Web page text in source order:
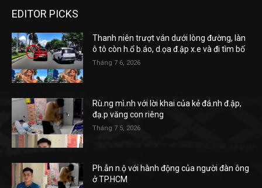
EDITOR PICKS
Thanh niên trượt ván dưới lòng đường, làn
ô tô còn h.ổ b.áo, d.ọa đ.ập x.e và đi tìm bố
Tháng 7 6, 2026
Rù.ng mì.nh với lời khai của kẻ đá.nh đ.ập,
đạ.p văng con riêng
Tháng 7 5, 2026
Ph.ẫn n.ộ với hành động của người đàn ông
ở TP.HCM